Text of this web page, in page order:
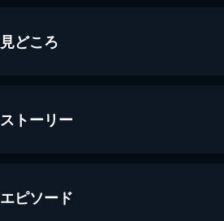
見どころ
ストーリー
エピソード